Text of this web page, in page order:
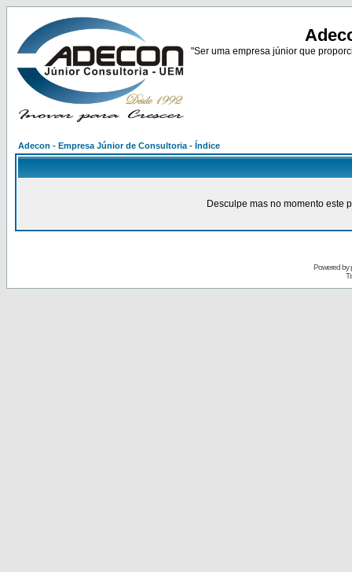
"Ser uma empresa júnior que
Adecon - Empresa Júnior de Consultoria - Índice
Desculpe mas no momento este
Powered by